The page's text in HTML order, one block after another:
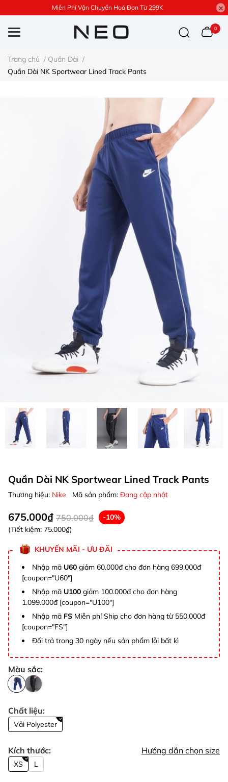
Miễn Phí Vận Chuyển Hoá Đơn Từ 299K
0
Trang chủ / Quần Dài /
Quần Dài NK Sportwear Lined Track Pants
Quần Dài NK Sportwear Lined Track Pants
Thương hiệu: Nike Mã sản phẩm: Đang cập nhật
675.000₫ 750.000₫
-10%
(Tiết kiệm: 75.000₫)
KHUYẾN MÃI - ƯU ĐÃI
Nhập mã U60 giảm 60.000đ cho đơn hàng 699.000đ
[coupon="U60"]
Nhập mã U100 giảm 100.000đ cho đơn hàng
1.099.000đ [coupon="U100"]
Nhập mã FS Miễn phí Ship cho đơn hàng từ 550.000đ
[coupon="FS"]
Đổi trả trong 30 ngày nếu sản phẩm lỗi bất kì
Màu sắc:
Chất liệu:
Vải Polyester
Kích thước: Hướng dẫn chọn size
XS L